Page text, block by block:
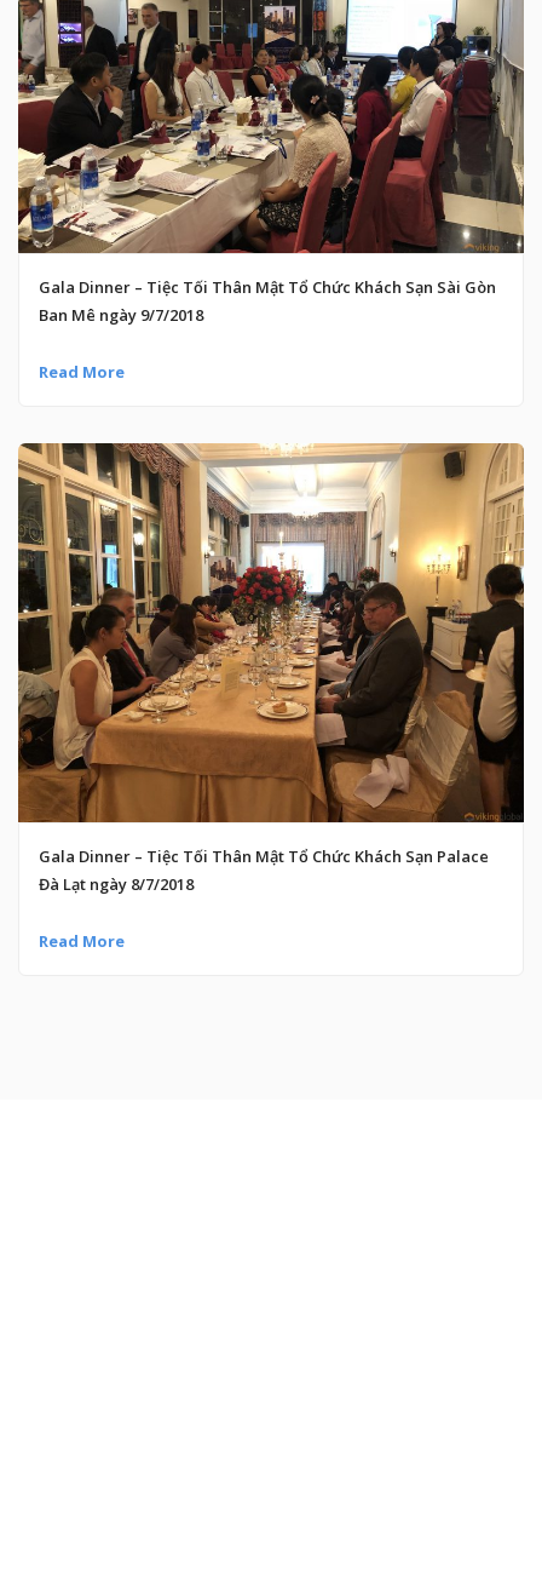
Gala Dinner – Tiệc Tối Thân Mật Tổ Chức Khách Sạn Sài Gòn
Ban Mê ngày 9/7/2018
Read More
Gala Dinner – Tiệc Tối Thân Mật Tổ Chức Khách Sạn Palace
Đà Lạt ngày 8/7/2018
Read More